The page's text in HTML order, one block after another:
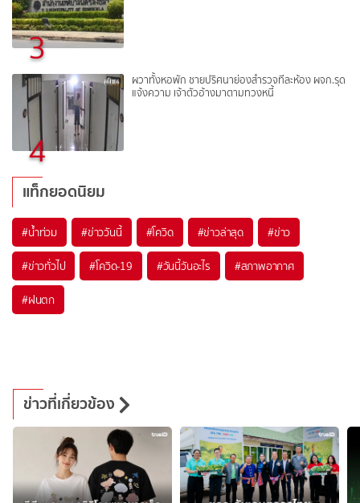
3
4
ผวาทั้งหอพัก ชายปริศนาย่องสำรวจทีละห้อง ผจก.รุด
แจ้งความ เจ้าตัวอ้างมาตามทวงหนี้
แท็กยอดนิยม
#น้ำท่วม #ข่าววันนี้ #โควิด #ข่าวล่าสุด #ข่าว
#ข่าวทั่วไป #โควิด-19 #วันนี้วันอะไร #สภาพอากาศ
#ฝนตก
ข่าวที่เกี่ยวข้อง